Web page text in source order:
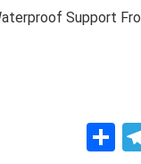
Support
T